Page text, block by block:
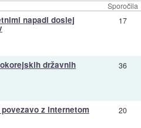
Sporočila
napadi doslej 17
državnih 36
z internetom 20